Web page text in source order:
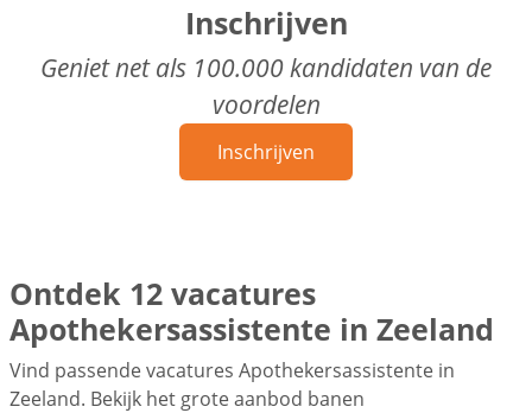
Inschrijven
Geniet net als 100.000 kandidaten van de
voordelen
Inschrijven
Ontdek 12 vacatures
Apothekersassistente in Zeeland
Vind passende vacatures Apothekersassistente in
Zeeland. Bekijk het grote aanbod banen